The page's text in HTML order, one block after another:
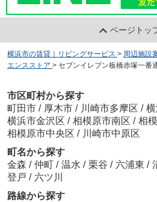
ページトッ
横浜市の賃貸｜リビングサービス > 周辺施設
エンスストア > セブンイレブン板橋赤塚一番
市区町村から探す
町田市 / 厚木市 / 川崎市多摩区 /
横浜市金沢区 / 相模原市南区 / 相
相模原市中央区 / 川崎市中原区
町名から探す
金森 / 仲町 / 温水 / 栗谷 / 六浦東 /
登戸 / 六ツ川
路線から探す